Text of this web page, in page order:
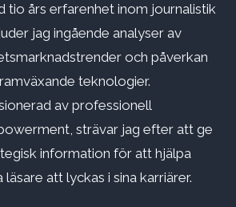
tio års erfarenhet inom journalistik
jag ingående analyser av
och påverkan
teknologier.
av professionell
strävar jag efter att ge
information för att hjälpa
läsare att lyckas i sina karriärer.